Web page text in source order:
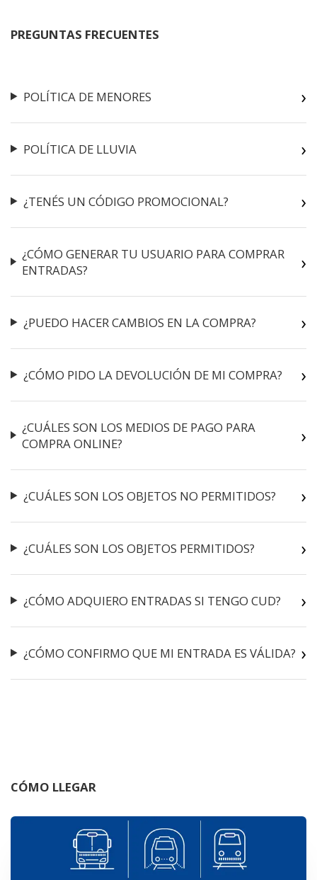
PREGUNTAS FRECUENTES
POLÍTICA DE MENORES
POLÍTICA DE LLUVIA
¿TENÉS UN CÓDIGO PROMOCIONAL?
¿CÓMO GENERAR TU USUARIO PARA COMPRAR
ENTRADAS?
¿PUEDO HACER CAMBIOS EN LA COMPRA?
¿CÓMO PIDO LA DEVOLUCIÓN DE MI COMPRA?
¿CUÁLES SON LOS MEDIOS DE PAGO PARA
COMPRA ONLINE?
¿CUÁLES SON LOS OBJETOS NO PERMITIDOS?
¿CUÁLES SON LOS OBJETOS PERMITIDOS?
¿CÓMO ADQUIERO ENTRADAS SI TENGO CUD?
¿CÓMO CONFIRMO QUE MI ENTRADA ES VÁLIDA?
CÓMO LLEGAR